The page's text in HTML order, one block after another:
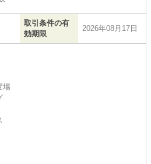
取引条件の有
効期限
2026年08月17日
場